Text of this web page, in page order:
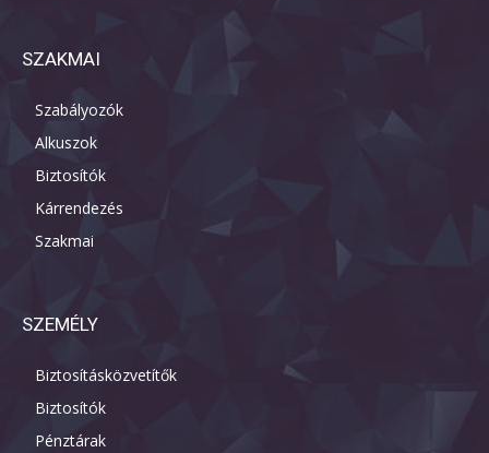
SZAKMAI
Szabályozók
Alkuszok
Biztosítók
Kárrendezés
Szakmai
SZEMÉLY
Biztosításközvetítők
Biztosítók
Pénztárak